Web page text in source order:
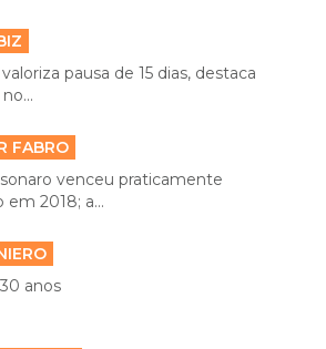
pausa de 15 dias, destaca
FABRO
venceu praticamente
em 2018; a...
anos